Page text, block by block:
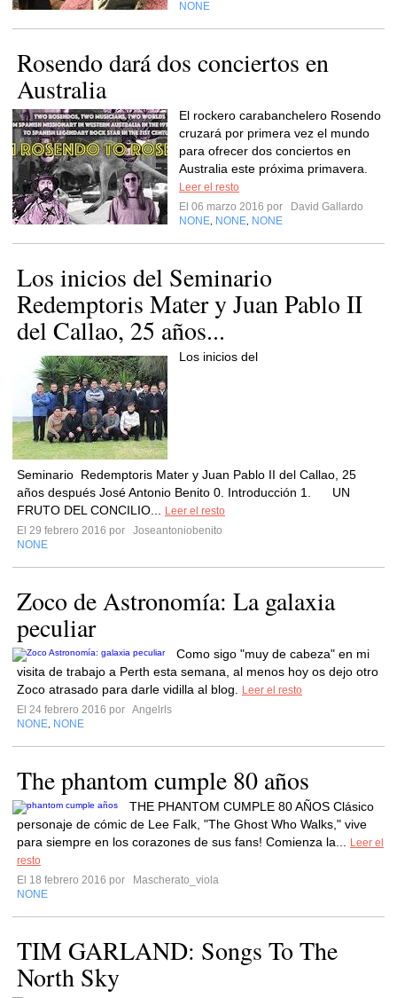
NONE
Rosendo dará dos conciertos en
Australia
El rockero carabanchelero Rosendo
cruzará por primera vez el mundo
para ofrecer dos conciertos en
Australia este próxima primavera.
Leer el resto
El 06 marzo 2016 por
David Gallardo
NONE NONE NONE
Los inicios del Seminario
Redemptoris Mater y Juan Pablo II
del Callao, 25 años...
Los inicios del
Seminario Redemptoris Mater y Juan Pablo II del Callao, 25
años después José Antonio Benito 0. Introducción 1. UN
FRUTO DEL CONCILIO...
Leer el resto
El 29 febrero 2016 por
Joseantoniobenito
NONE
Zoco de Astronomía: La galaxia
peculiar
Como sigo "muy de cabeza" en mi
visita de trabajo a Perth esta semana, al menos hoy os dejo otro
Zoco atrasado para darle vidilla al blog.
Leer el resto
El 24 febrero 2016 por Angelrls
NONE NONE
The phantom cumple 80 años
THE PHANTOM CUMPLE 80 AÑOS Clásico
personaje de cómic de Lee Falk, "The Ghost Who Walks," vive
para siempre en los corazones de sus fans! Comienza la...
Leer el
resto
El 18 febrero 2016 por
Mascherato_viola
NONE
TIM GARLAND: Songs To The
North Sky